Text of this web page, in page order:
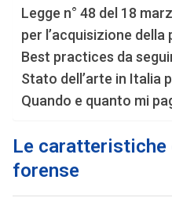
Legge n° 48 del 18
per l’acquisizione
Best practices da
Stato dell’arte in Italia
Quando e quanto mi
Le caratteristiche
forense